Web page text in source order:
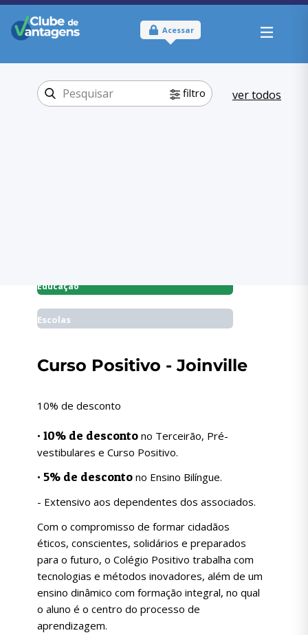
Acessar
filtro ver todos
Educação
Escolas
Curso Positivo - Joinville
10% de desconto
• 10% de desconto no Terceirão, Pré-
vestibulares e Curso Positivo.
• 5% de desconto no Ensino Bilíngue.
- Extensivo aos dependentes dos associados.
Com o compromisso de formar cidadãos
éticos, conscientes, solidários e preparados
para o futuro, o Colégio Positivo trabalha com
tecnologias e métodos inovadores, além de um
ensino dinâmico com formação integral, no qual
o aluno é o centro do processo de
aprendizagem.